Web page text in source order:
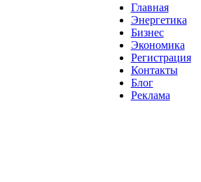
Главная
Энергетика
Бизнес
Экономика
Регистрация
Контакты
Блог
Реклама